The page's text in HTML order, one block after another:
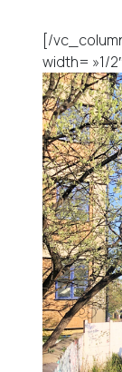
[/
width= »1/